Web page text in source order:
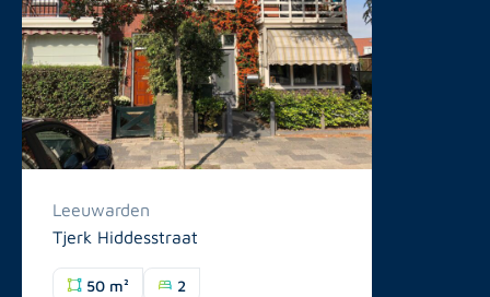
Leeuwarden
Tjerk Hiddesstraat
50 m² 2